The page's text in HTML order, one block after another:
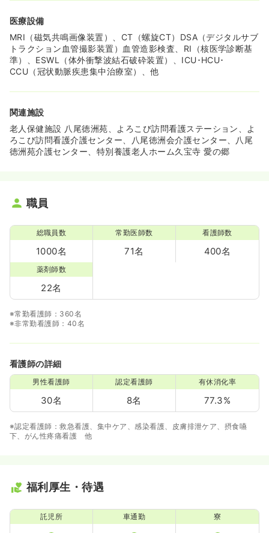
医療設備
MRI（磁気共鳴画像装置）、CT（螺旋CT）DSA（デジタルサブ
トラクション血管撮影装置）血管造影検査、RI（核医学診断基
準）、ESWL（体外衝撃波結石破砕装置）、ICU･HCU･
CCU（冠状動脈疾患集中治療室）、他
関連施設
老人保健施設 八尾徳洲苑、よろこび訪問看護ステーション、よ
ろこび訪問看護介護センター、八尾徳洲会介護センター、八尾
徳洲苑介護センター、特別養護老人ホーム久宝寺 愛の郷
職員
総職員数
1000名
常勤医師数
71名
看護師数
400名
薬剤師数
22名
※常勤看護師：360名
※非常勤看護師：40名
看護師の詳細
男性看護師
30名
認定看護師
8名
有休消化率
77.3%
※認定看護師：救急看護、集中ケア、感染看護、皮膚排泄ケア、摂食嚥
下、がん性疼痛看護 他
福利厚生・待遇
託児所 車通勤 寮